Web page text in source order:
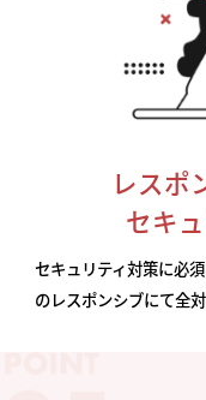
レスポ
セキ
セキュリティ対策に必
のレスポンシブにて全対